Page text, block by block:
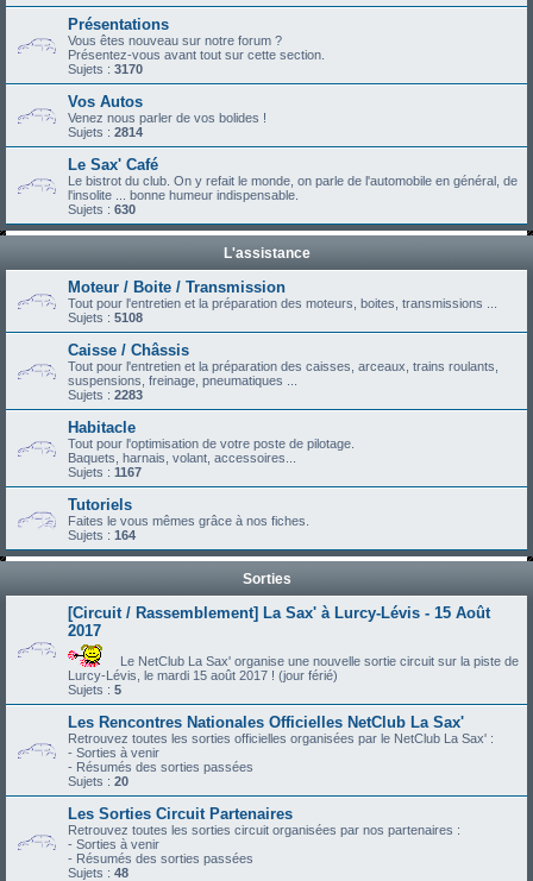
Présentations
Vous êtes nouveau sur notre forum ?
Présentez-vous avant tout sur cette section.
Sujets : 3170
Vos Autos
Venez nous parler de vos bolides !
Sujets : 2814
Le Sax' Café
Le bistrot du club. On y refait le monde, on parle de l'automobile en général, de
l'insolite ... bonne humeur indispensable.
Sujets : 630
L'assistance
Moteur / Boite / Transmission
Tout pour l'entretien et la préparation des moteurs, boites, transmissions ...
Sujets : 5108
Caisse / Châssis
Tout pour l'entretien et la préparation des caisses, arceaux, trains roulants,
suspensions, freinage, pneumatiques ...
Sujets : 2283
Habitacle
Tout pour l'optimisation de votre poste de pilotage.
Baquets, harnais, volant, accessoires...
Sujets : 1167
Tutoriels
Faites le vous mêmes grâce à nos fiches.
Sujets : 164
Sorties
[Circuit / Rassemblement] La Sax' à Lurcy-Lévis - 15 Août
2017
Le NetClub La Sax' organise une nouvelle sortie circuit sur la piste de
Lurcy-Lévis, le mardi 15 août 2017 ! (jour férié)
Sujets : 5
Les Rencontres Nationales Officielles NetClub La Sax'
Retrouvez toutes les sorties officielles organisées par le NetClub La Sax' :
- Sorties à venir
- Résumés des sorties passées
Sujets : 20
Les Sorties Circuit Partenaires
Retrouvez toutes les sorties circuit organisées par nos partenaires :
- Sorties à venir
- Résumés des sorties passées
Sujets : 48